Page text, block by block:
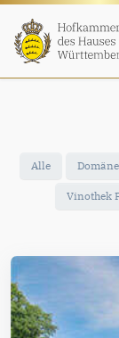
Alle
Vinothek